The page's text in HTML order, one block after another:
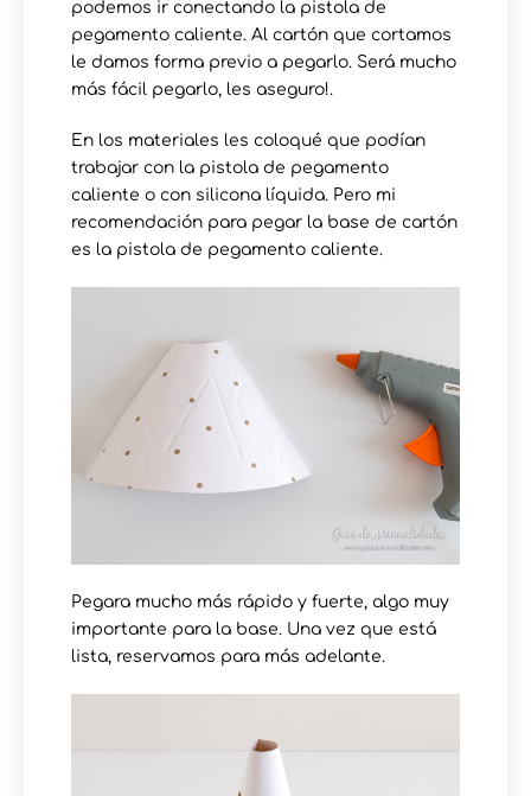
podemos ir conectando la pistola de
pegamento caliente. Al cartón que cortamos
le damos forma previo a pegarlo. Será mucho
más fácil pegarlo, les aseguro!.
En los materiales les coloqué que podían
trabajar con la pistola de pegamento
caliente o con silicona líquida. Pero mi
recomendación para pegar la base de cartón
es la pistola de pegamento caliente.
Pegara mucho más rápido y fuerte, algo muy
importante para la base. Una vez que está
lista, reservamos para más adelante.